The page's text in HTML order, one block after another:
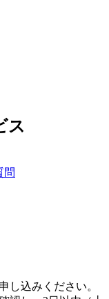
ス
問
し込みください。